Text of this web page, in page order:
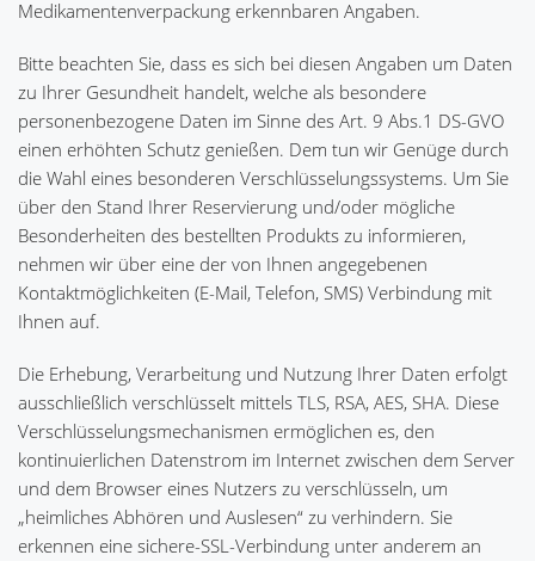
Medikamentenverpackung erkennbaren Angaben.
Bitte beachten Sie, dass es sich bei diesen Angaben um Daten
zu Ihrer Gesundheit handelt, welche als besondere
personenbezogene Daten im Sinne des Art. 9 Abs.1 DS-GVO
einen erhöhten Schutz genießen. Dem tun wir Genüge durch
die Wahl eines besonderen Verschlüsselungssystems. Um Sie
über den Stand Ihrer Reservierung und/oder mögliche
Besonderheiten des bestellten Produkts zu informieren,
nehmen wir über eine der von Ihnen angegebenen
Kontaktmöglichkeiten (E-Mail, Telefon, SMS) Verbindung mit
Ihnen auf.
Die Erhebung, Verarbeitung und Nutzung Ihrer Daten erfolgt
ausschließlich verschlüsselt mittels TLS, RSA, AES, SHA. Diese
Verschlüsselungsmechanismen ermöglichen es, den
kontinuierlichen Datenstrom im Internet zwischen dem Server
und dem Browser eines Nutzers zu verschlüsseln, um
„heimliches Abhören und Auslesen“ zu verhindern. Sie
erkennen eine sichere-SSL-Verbindung unter anderem an